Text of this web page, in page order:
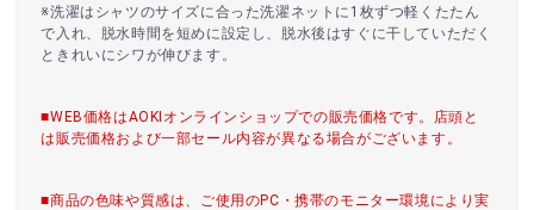
※洗濯はシャツのサイズに合った洗濯ネットに1枚ずつ軽くたたん
で入れ、脱水時間を短めに設定し、脱水後はすぐに干していただく
ときれいにシワが伸びます。
■WEB価格はAOKIオンラインショップでの販売価格です。店頭と
は販売価格および一部セール内容が異なる場合がございます。
■商品の色味や質感は、ご使用のPC・携帯のモニター環境により実